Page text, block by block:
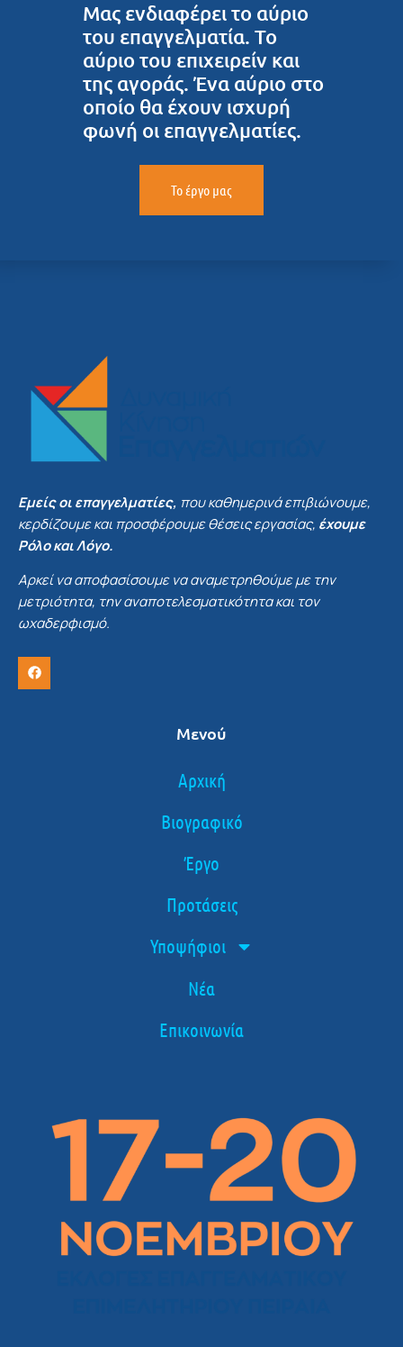
Μας ενδιαφέρει το αύριο
του επαγγελματία. Το
αύριο του επιχειρείν και
της αγοράς. Ένα αύριο στο
οποίο θα έχουν ισχυρή
φωνή οι επαγγελματίες.
Το έργο μας
Εμείς οι επαγγελματίες, που καθημερινά επιβιώνουμε,
κερδίζουμε και προσφέρουμε θέσεις εργασίας, έχουμε
Ρόλο και Λόγο.
Αρκεί να αποφασίσουμε να αναμετρηθούμε με την
μετριότητα, την αναποτελεσματικότητα και τον
ωχαδερφισμό.
Μενού
Αρχική
Βιογραφικό
Έργο
Προτάσεις
Υποψήφιοι
Νέα
Επικοινωνία